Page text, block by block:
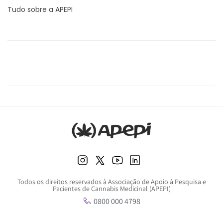
Tudo sobre a APEPI
Todos os direitos reservados à Associação de Apoio à Pesquisa e
Pacientes de Cannabis Medicinal (APEPI)
0800 000 4798